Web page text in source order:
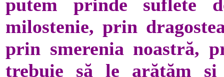
putem prinde suflete
milostenie, prin
prin smerenia noastră,
trebuie să le arătăm